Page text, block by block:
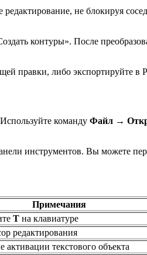
не блокируя
контуры». После
правки, либо экспортируйте в
команду Файл →
инструментов. Вы можете
Примечания
T на клавиатуре
редактирования
активации текстового объекта